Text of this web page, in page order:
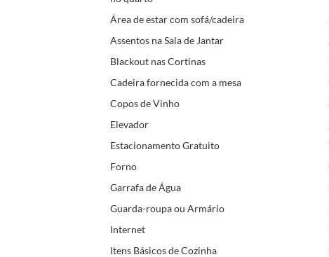
Área de estar com sofá/cadeira
Assentos na Sala de Jantar
Blackout nas Cortinas
Cadeira fornecida com a mesa
Copos de Vinho
Elevador
Estacionamento Gratuito
Forno
Garrafa de Água
Guarda-roupa ou Armário
Internet
Itens Básicos de Cozinha